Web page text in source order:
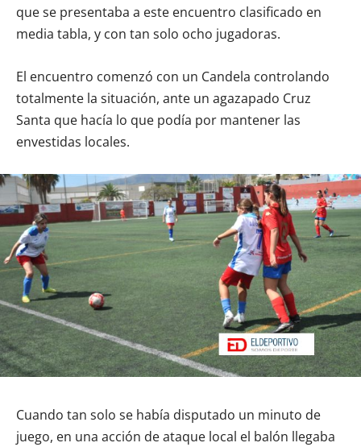
que se presentaba a este encuentro clasificado en
media tabla, y con tan solo ocho jugadoras.
El encuentro comenzó con un Candela controlando
totalmente la situación, ante un agazapado Cruz
Santa que hacía lo que podía por mantener las
envestidas locales.
Cuando tan solo se había disputado un minuto de
juego, en una acción de ataque local el balón llegaba